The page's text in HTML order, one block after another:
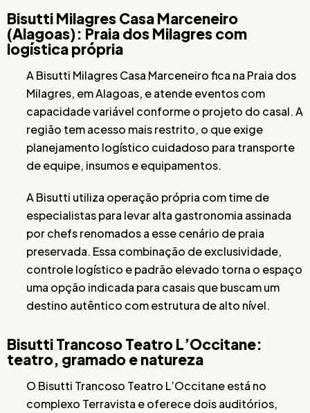
Bisutti Milagres Casa Marceneiro
(Alagoas): Praia dos Milagres com
logística própria
A Bisutti Milagres Casa Marceneiro fica na Praia dos
Milagres, em Alagoas, e atende eventos com
capacidade variável conforme o projeto do casal. A
região tem acesso mais restrito, o que exige
planejamento logístico cuidadoso para transporte
de equipe, insumos e equipamentos.
A Bisutti utiliza operação própria com time de
especialistas para levar alta gastronomia assinada
por chefs renomados a esse cenário de praia
preservada. Essa combinação de exclusividade,
controle logístico e padrão elevado torna o espaço
uma opção indicada para casais que buscam um
destino autêntico com estrutura de alto nível.
Bisutti Trancoso Teatro L’Occitane:
teatro, gramado e natureza
O Bisutti Trancoso Teatro L’Occitane está no
complexo Terravista e oferece dois auditórios,